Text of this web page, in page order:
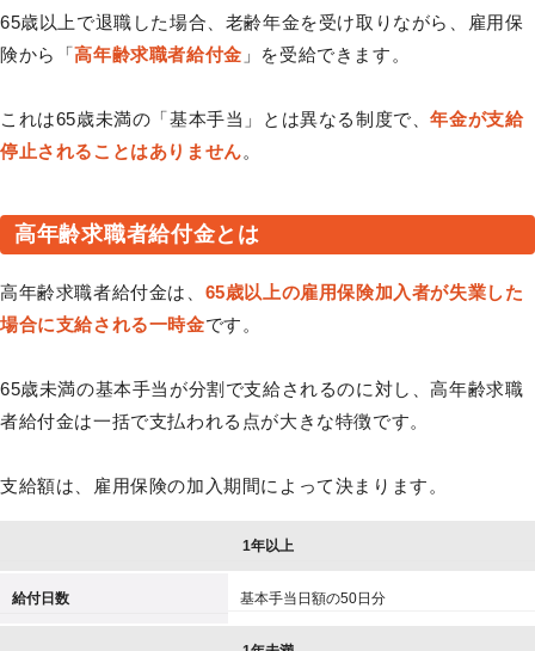
65歳以上で退職した場合、老齢年金を受け取りながら、雇用保
険から「高年齢求職者給付金 」を受給できます。
これは65歳未満の「基本手当」とは異なる制度で、年金が支給
停止されることはありません。
高年齢求職者給付金とは
高年齢求職者給付金は、 65歳以上の雇用保険加入者が失業した
場合に支給される一時金です。
65歳未満の基本手当が分割で支給されるのに対し、高年齢求職
者給付金は一括で支払われる点が大きな特徴です。
支給額は、雇用保険の加入期間によって決まります。
1年以上
給付日数 基本手当日額の50日分